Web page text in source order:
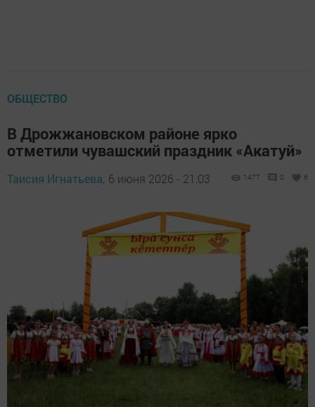
ОБЩЕСТВО
В Дрожжановском районе ярко
отметили чувашский праздник «Акатуй»
Таисия Игнатьева, 6 июня 2026 - 21:03 1477 0 6